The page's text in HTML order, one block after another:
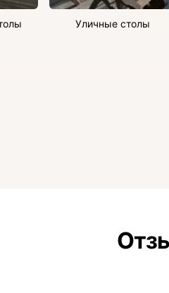
Уличные столы